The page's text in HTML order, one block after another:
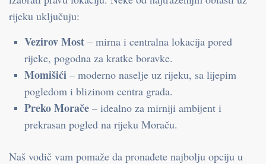
rijeku uključuju:
Vezirov Most – mirna i centralna lokacija pored
rijeke, pogodna za kratke boravke.
Momišići – moderno naselje uz rijeku, sa lijepim
pogledom i blizinom centra grada.
Preko Morače – idealno za mirniji ambijent i
prekrasan pogled na rijeku Moraču.
Naš vodič vam pomaže da pronađete najbolju opciju u